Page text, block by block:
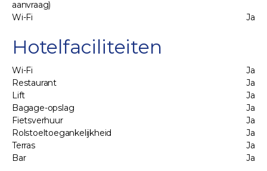
aanvraag)
Wi-Fi
Ja
Hotelfaciliteiten
Wi-Fi
Ja
Restaurant
Ja
Lift
Ja
Bagage-opslag
Ja
Fietsverhuur
Ja
Rolstoeltoegankelijkheid
Ja
Terras
Ja
Bar
Ja